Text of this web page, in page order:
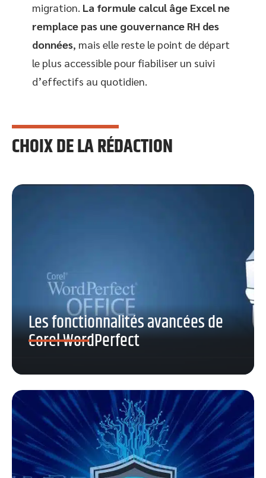
migration. La formule calcul âge Excel ne
remplace pas une gouvernance RH des
données, mais elle reste le point de départ
le plus accessible pour fiabiliser un suivi
d’effectifs au quotidien.
CHOIX DE LA RÉDACTION
Les fonctionnalités avancées de
Corel WordPerfect